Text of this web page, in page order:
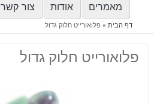
מאמרים אודות צור קשר
דף הבית» פלואורייט חלוק גדול
פלואורייט חלוק גדול